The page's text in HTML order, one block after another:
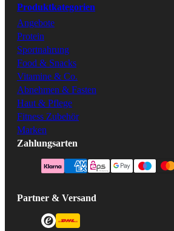
Produktkategorien
Angebote
Protein
Sportnahrung
Food & Snacks
Vitamine & Co.
Abnehmen & Fasten
Haut & Pflege
Fitness Zubehör
Marken
Zahlungsarten
Partner & Versand